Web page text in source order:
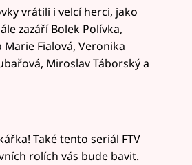
vrátili i velcí herci, jako
zazáří Bolek Polívka,
Marie Fialová, Veronika
Miroslav Táborský a
Také tento seriál FTV
rolích vás bude bavit.